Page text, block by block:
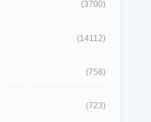
(3700)
(14112)
(758)
(723)